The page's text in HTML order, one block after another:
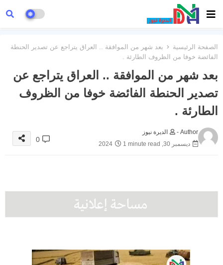
الصفحة الرئيسية
بعد شهر من الموافقة .. العراق يتراجع عن تصدير الحنطة
الفائضة خوفا من الظروف الطارئة .
بعد شهر من الموافقة .. العراق يتراجع عن
تصدير الحنطة الفائضة خوفا من الظروف
الطارئة .
Author -
الديرة نيوز
ديسمبر 30, 2024
1 minute read
0